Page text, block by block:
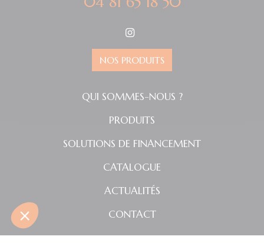
NOS PRODUITS
QUI SOMMES-NOUS ?
PRODUITS
SOLUTIONS DE FINANCEMENT
CATALOGUE
ACTUALITÉS
CONTACT